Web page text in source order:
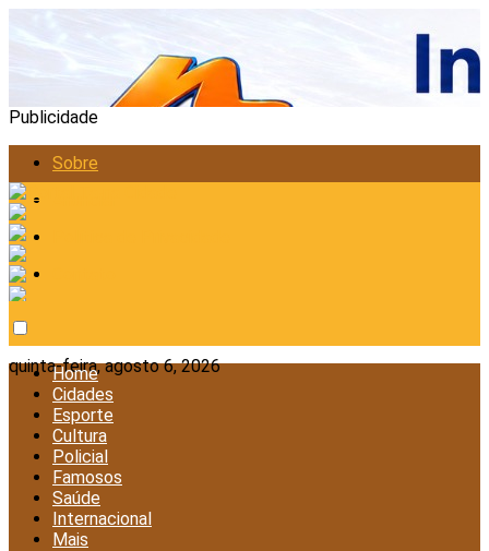
Publicidade
Sobre
quinta-feira, agosto 6, 2026
Home
Cidades
Esporte
Cultura
Policial
Famosos
Saúde
Internacional
Mais